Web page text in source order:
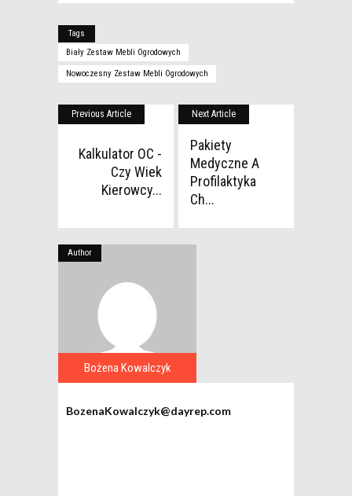
Tags
Biały Zestaw Mebli Ogrodowych
Nowoczesny Zestaw Mebli Ogrodowych
Previous Article
Kalkulator OC -
Czy Wiek
Kierowcy...
Next Article
Pakiety
Medyczne A
Profilaktyka
Ch...
Author
Bożena Kowalczyk
BozenaKowalczyk@dayrep.com